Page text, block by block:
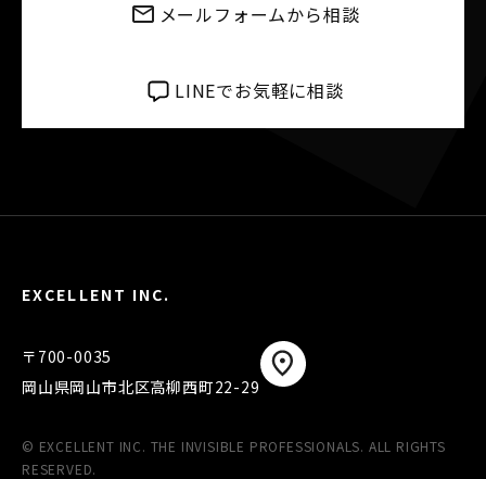
メールフォームから相談
LINEでお気軽に相談
EXCELLENT INC.
〒700-0035
岡山県岡山市北区高柳西町22-29
© EXCELLENT INC. THE INVISIBLE PROFESSIONALS. ALL RIGHTS
RESERVED.